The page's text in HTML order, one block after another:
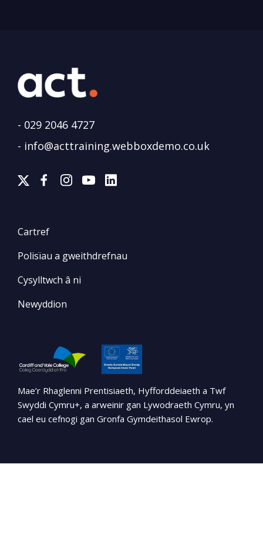
- 029 2046 4727
- info@acttraining.webboxdemo.co.uk
Cartref
Polisïau a gweithdrefnau
Cysylltwch â ni
Newyddion
Mae’r Rhaglenni Prentisiaeth, Hyfforddeiaeth a Twf
Swyddi Cymru+, a arweinir gan Lywodraeth Cymru, yn
cael eu cefnogi gan Gronfa Gymdeithasol Ewrop.